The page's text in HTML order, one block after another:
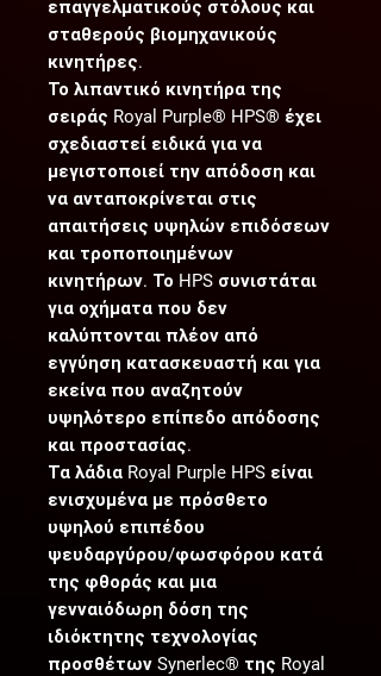
επαγγελματικούς στόλους και
σταθερούς βιομηχανικούς
κινητήρες.
Το λιπαντικό κινητήρα της
σειράς Royal Purple® HPS® έχει
σχεδιαστεί ειδικά για να
μεγιστοποιεί την απόδοση και
να ανταποκρίνεται στις
απαιτήσεις υψηλών επιδόσεων
και τροποποιημένων
κινητήρων. Το HPS συνιστάται
για οχήματα που δεν
καλύπτονται πλέον από
εγγύηση κατασκευαστή και για
εκείνα που αναζητούν
υψηλότερο επίπεδο απόδοσης
και προστασίας.
Τα λάδια Royal Purple HPS είναι
ενισχυμένα με πρόσθετο
υψηλού επιπέδου
ψευδαργύρου/φωσφόρου κατά
της φθοράς και μια
γενναιόδωρη δόση της
ιδιόκτητης τεχνολογίας
προσθέτων Synerlec® της Royal